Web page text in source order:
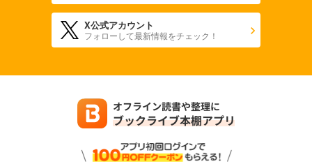
X公式アカウント
フォローして最新情報をチェック！